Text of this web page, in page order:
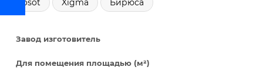
Tosot
Xigma Бирюса
Завод изготовитель
Для помещения площадью (м²)